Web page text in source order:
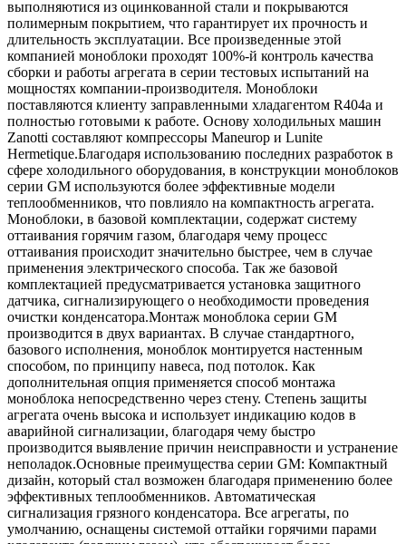
выполняютися из оцинкованной стали и покрываются
полимерным покрытием, что гарантирует их прочность и
длительность эксплуатации. Все произведенные этой
компанией моноблоки проходят 100%-й контроль качества
сборки и работы агрегата в серии тестовых испытаний на
мощностях компании-производителя. Моноблоки
поставляются клиенту заправленными хладагентом R404a и
полностью готовыми к работе. Основу холодильных машин
Zanotti составляют компрессоры Maneurop и Lunite
Hermetique.Благодаря использованию последних разработок в
сфере холодильного оборудования, в конструкции моноблоков
серии GM используются более эффективные модели
теплообменников, что повлияло на компактность агрегата.
Моноблоки, в базовой комплектации, содержат систему
оттаивания горячим газом, благодаря чему процесс
оттаивания происходит значительно быстрее, чем в случае
применения электрического способа. Так же базовой
комплектацией предусматривается установка защитного
датчика, сигнализирующего о необходимости проведения
очистки конденсатора.Монтаж моноблока серии GM
производится в двух вариантах. В случае стандартного,
базового исполнения, моноблок монтируется настенным
способом, по принципу навеса, под потолок. Как
дополнительная опция применяется способ монтажа
моноблока непосредственно через стену. Степень защиты
агрегата очень высока и использует индикацию кодов в
аварийной сигнализации, благодаря чему быстро
производится выявление причин неисправности и устранение
неполадок.Основные преимущества серии GM: Компактный
дизайн, который стал возможен благодаря применению более
эффективных теплообменников. Автоматическая
сигнализация грязного конденсатора. Все агрегаты, по
умолчанию, оснащены системой оттайки горячими парами